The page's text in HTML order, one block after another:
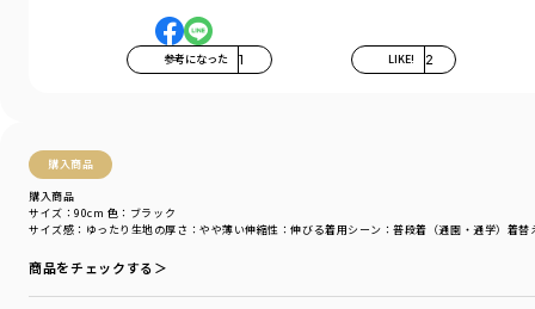
参考になった 1 LIKE! 2
購入商品
購入商品
サイズ感 ：ゆったり 生地の厚さ ：やや薄い伸縮性 ：伸びる着用シーン ：普段着（通園・通学） 着替
サイズ：90cm 色：ブラック
商品をチェックする＞